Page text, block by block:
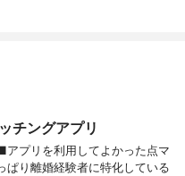
チングアプリ
プリを利用してよかった点マ
ぱり離婚経験者に特化している